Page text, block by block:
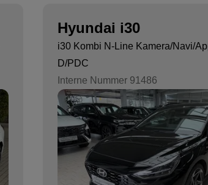
Hyundai i30
i30 Kombi N-Line Kamera/Navi/
D/PDC
Interne Nummer 91486